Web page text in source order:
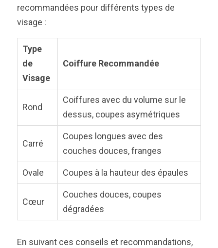
recommandées pour différents types de
visage :
Type
de
Visage
Coiffure Recommandée
Rond
Coiffures avec du volume sur le
dessus, coupes asymétriques
Carré
Coupes longues avec des
couches douces, franges
Ovale Coupes à la hauteur des épaules
Cœur
Couches douces, coupes
dégradées
En suivant ces conseils et recommandations,